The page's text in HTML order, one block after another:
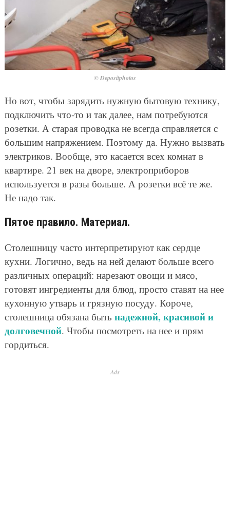
© Depositphotos
Но вот, чтобы зарядить нужную бытовую технику,
подключить что-то и так далее, нам потребуются
розетки. А старая проводка не всегда справляется с
большим напряжением. Поэтому да. Нужно вызвать
электриков. Вообще, это касается всех комнат в
квартире. 21 век на дворе, электроприборов
используется в разы больше. А розетки всё те же.
Не надо так.
Пятое правило. Материал.
Столешницу часто интерпретируют как сердце
кухни. Логично, ведь на ней делают больше всего
различных операций: нарезают овощи и мясо,
готовят ингредиенты для блюд, просто ставят на нее
кухонную утварь и грязную посуду. Короче,
столешница обязана быть надежной, красивой и
долговечной. Чтобы посмотреть на нее и прям
гордиться.
Ads